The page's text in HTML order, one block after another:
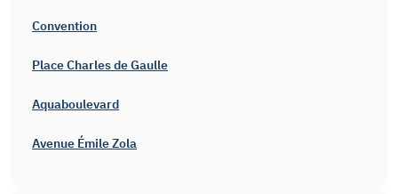
Convention
Place Charles de Gaulle
Aquaboulevard
Avenue Émile Zola